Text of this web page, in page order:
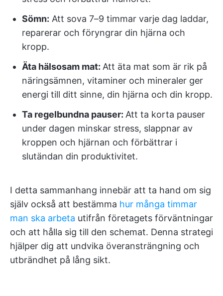
Sömn: Att sova 7–9 timmar varje dag laddar,
reparerar och föryngrar din hjärna och
kropp.
Äta hälsosam mat: Att äta mat som är rik på
näringsämnen, vitaminer och mineraler ger
energi till ditt sinne, din hjärna och din kropp.
Ta regelbundna pauser: Att ta korta pauser
under dagen minskar stress, slappnar av
kroppen och hjärnan och förbättrar i
slutändan din produktivitet.
I detta sammanhang innebär att ta hand om sig
själv också att bestämma hur många timmar
man ska arbeta utifrån företagets förväntningar
och att hålla sig till den schemat. Denna strategi
hjälper dig att undvika överansträngning och
utbrändhet på lång sikt.